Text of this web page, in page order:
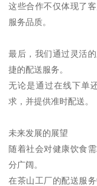
这些合作不仅体现了
服务品质。
最后，我们通过灵活
捷的配送服务。
无论是通过在线下单
求，并提供准时配送。
未来发展的展望
随着社会对健康饮食
分广阔。
在茶山工厂的配送服